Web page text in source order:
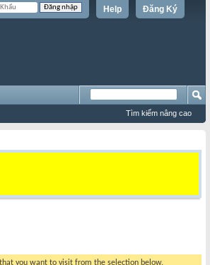
Đăng Ký
Help
Tìm kiếm nâng cao
you want to visit from the selection below.